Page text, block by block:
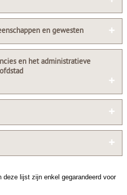
en gewesten
en het administratieve
deze lijst zijn enkel gegarandeerd voor